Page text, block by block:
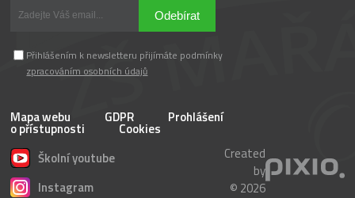
Odebírat
Přihlášením k newsletteru přijímáte podmínky
zpracováním osobních údajů
Mapa webu GDPR Prohlášení
o přístupnosti
Cookies
Školní youtube
Instagram
Created
by
© 2026